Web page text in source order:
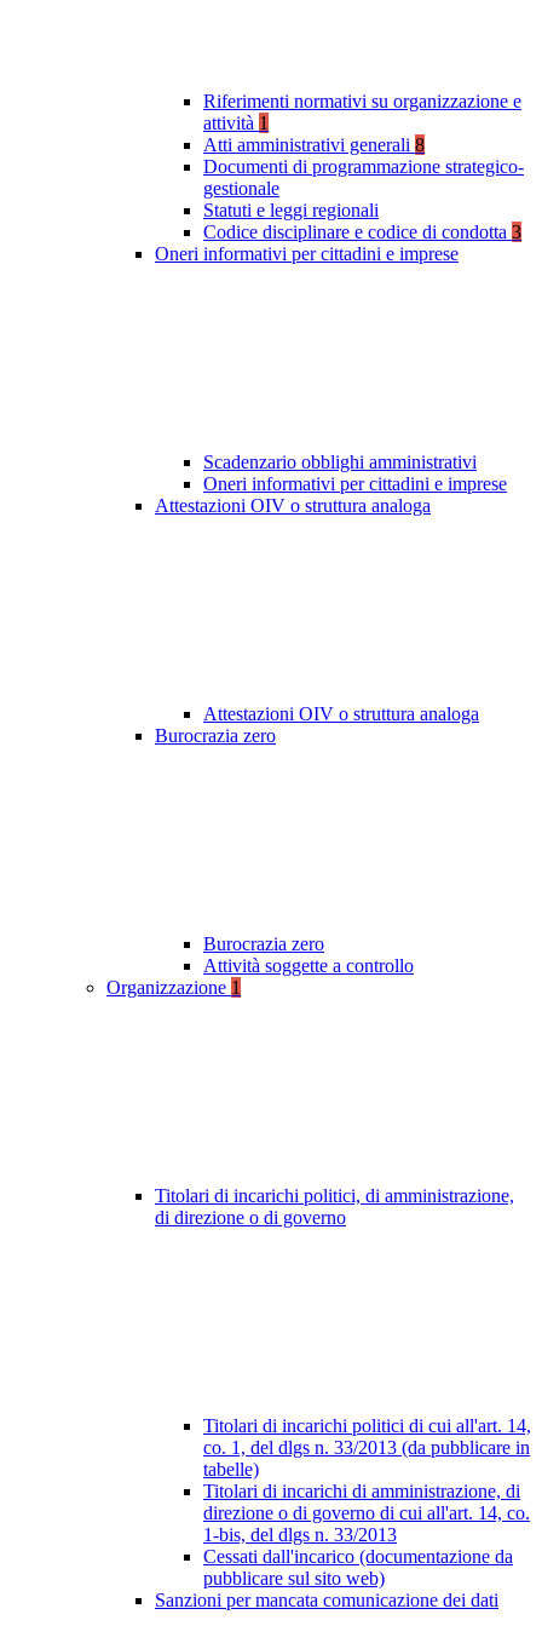
Riferimenti normativi su organizzazione e
attività 1
Atti amministrativi generali 8
Documenti di programmazione strategico-
gestionale
Statuti e leggi regionali
Codice disciplinare e codice di condotta 3
Oneri informativi per cittadini e imprese
Scadenzario obblighi amministrativi
Oneri informativi per cittadini e imprese
Attestazioni OIV o struttura analoga
Attestazioni OIV o struttura analoga
Burocrazia zero
Burocrazia zero
Attività soggette a controllo
Organizzazione 1
Titolari di incarichi politici, di amministrazione,
di direzione o di governo
Titolari di incarichi politici di cui all'art. 14,
co. 1, del dlgs n. 33/2013 (da pubblicare in
tabelle)
Titolari di incarichi di amministrazione, di
direzione o di governo di cui all'art. 14, co.
1-bis, del dlgs n. 33/2013
Cessati dall'incarico (documentazione da
pubblicare sul sito web)
Sanzioni per mancata comunicazione dei dati